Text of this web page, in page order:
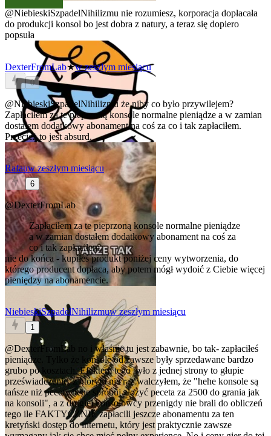
@NiebieskiSzpadelNihilizmu nie rozumiesz, korporacja dopłacała
do produkcji konsol bo jest dobra z natury, a teraz się dopiero
popsuła
DexterFromLab★w zeszłym miesiącu
0
@NiebieskiSzpadelNihilizmu że niby co było przywilejem?
Zapłaciłem za te pieprzoną konsole normalne pieniądze a w zamian
dostałem dodatkowy abonament na coś za co i tak zapłaciłem.
Przecież to jest absurd.
Rafauw zeszłym miesiącu
6
@DexterFromLab
Zapłaciłem za te pieprzoną konsole normalne pieniądze
a w zamian dostałem dodatkowy abonament na coś za
co i tak zapłaciłem.
nie do końca - kupiłeś produkt poniżej ceny wytworzenia, do
którego producent dopłaca, aby potem mógł wydoić z Ciebie więcej
pieniędzy na abonamencie.
NiebieskiSzpadelNihilizmuw zeszłym miesiącu
1
@DexterFromLab
no i właśnie tu jest zabawnie, bo tak- zapłaciłeś
pieniądze. Tylko że konsole od zawsze były sprzedawane bardzo
grubo po kosztach. Efektem tego było z jednej strony to głupie
przeświadczenie, z którym nie raz walczyłem, że "hehe konsole są
tańsze niż pecety hehe spróbuj złożyć peceta za 2500 do grania jak
na konsoli", a z drugiej konsolowcy przenigdy nie brali do obliczeń
tego ile FAKTYCZNIE zapłacili jeszcze abonamentu za ten
kretyński dostęp do internetu, który jest praktycznie zawsze